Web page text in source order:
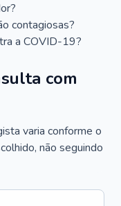
contagiosas?
a COVID-19?
com
varia conforme o
não seguindo